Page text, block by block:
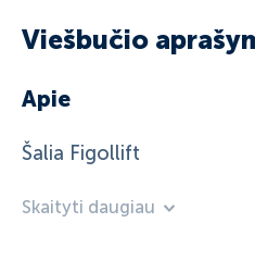
Viešbučio
Apie
Šalia Figollift
Skaityti daugiau